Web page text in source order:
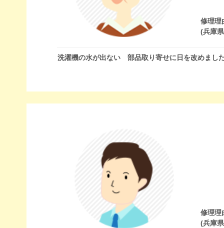
修理理
(兵庫
洗濯機の水が出ない 部品取り寄せに日を改めまし
修理理
(兵庫